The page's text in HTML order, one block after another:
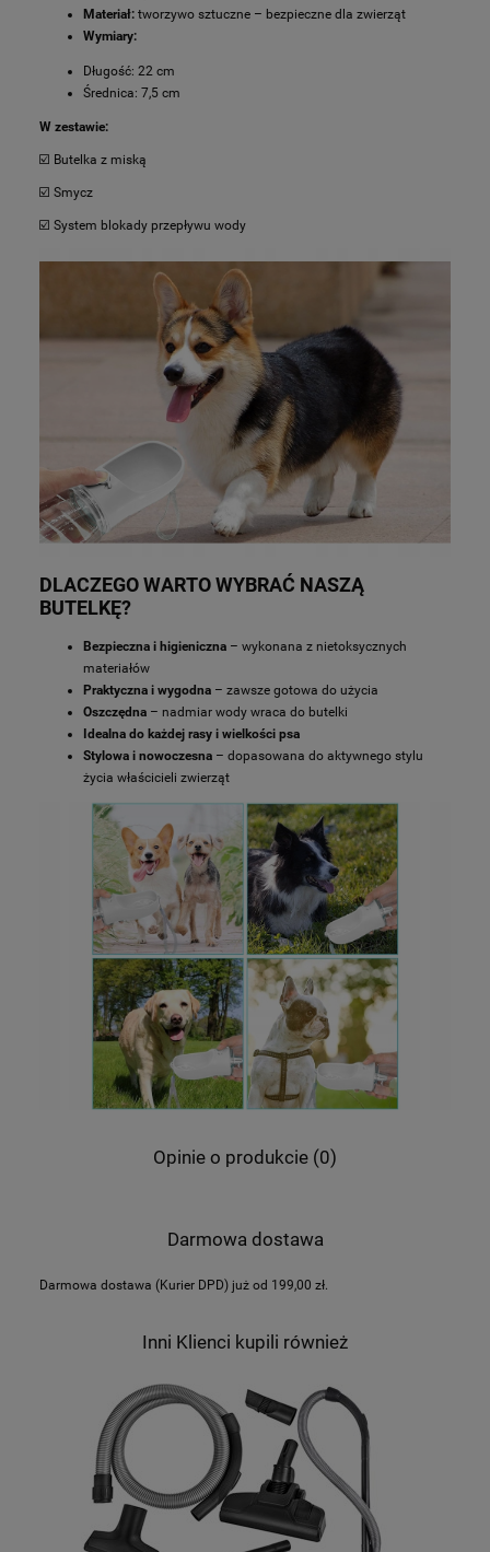
Materiał: tworzywo sztuczne – bezpieczne dla zwierząt
Wymiary:
Długość: 22 cm
Średnica: 7,5 cm
W zestawie:
☑️ Butelka z miską
☑️ Smycz
☑️ System blokady przepływu wody
DLACZEGO WARTO WYBRAĆ NASZĄ
BUTELKĘ?
Bezpieczna i higieniczna – wykonana z nietoksycznych
materiałów
Praktyczna i wygodna – zawsze gotowa do użycia
Oszczędna – nadmiar wody wraca do butelki
Idealna do każdej rasy i wielkości psa
Stylowa i nowoczesna – dopasowana do aktywnego stylu
życia właścicieli zwierząt
Opinie o produkcie (0)
Darmowa dostawa
Darmowa dostawa (Kurier DPD) już od 199,00 zł.
Inni Klienci kupili również